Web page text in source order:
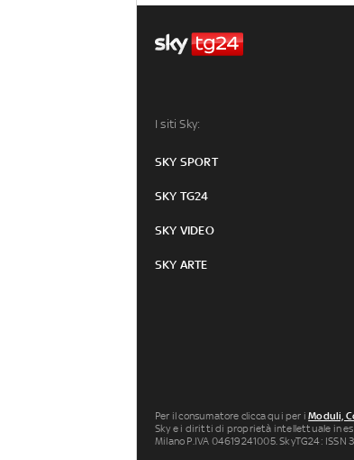
I siti Sky:
SKY SPORT
SKY TG24
SKY VIDEO
SKY ARTE
Per il consumatore clicca qui per iModuli,
Sky e i diritti di proprietà intellettuale in
Milano P.IVA 04619241005. SkyTG24: ISSN